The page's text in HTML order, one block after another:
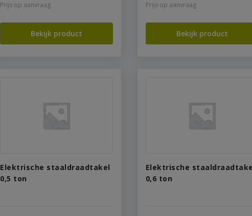
Prijs op aanvraag
Bekijk product
Prijs op aanvraag
Bekijk product
Elektrische staaldraadtakel
0,5 ton
Elektrische
0,6 ton